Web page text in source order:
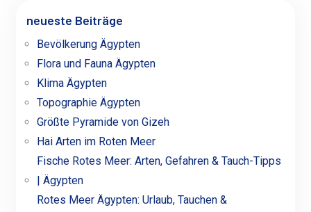
neueste Beiträge
Bevölkerung Ägypten
Flora und Fauna Ägypten
Klima Ägypten
Topographie Ägypten
Größte Pyramide von Gizeh
Hai Arten im Roten Meer
Fische Rotes Meer: Arten, Gefahren & Tauch-Tipps
| Ägypten
Rotes Meer Ägypten: Urlaub, Tauchen &